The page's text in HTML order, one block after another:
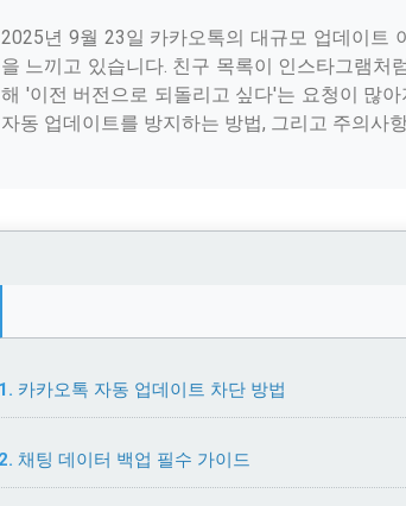
2025년 9월 23일 카카오톡의 대규모 업데이트
을 느끼고 있습니다. 친구 목록이 인스타그램처
해 '이전 버전으로 되돌리고 싶다'는 요청이 많
자동 업데이트를 방지하는 방법, 그리고 주의사
카카오톡 자동 업데이트 차단 방법
채팅 데이터 백업 필수 가이드